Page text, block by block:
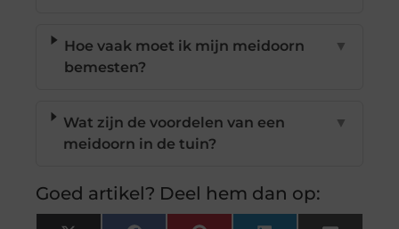
Hoe vaak moet ik mijn meidoorn
bemesten?
▼
Wat zijn de voordelen van een
meidoorn in de tuin?
▼
Goed artikel? Deel hem dan op: